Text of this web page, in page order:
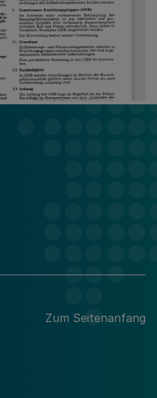
Zum Seitenanfang